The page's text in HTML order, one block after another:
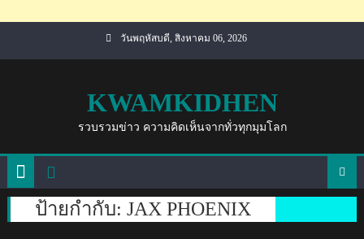
วันพฤหัสบดี, สิงหาคม 06, 2026
KWAMKIDHEN
รวบรวมข่าว ความคิดเห็นจากทั่วทุกมุมโลก
ป้ายกำกับ: JAX PHOENIX